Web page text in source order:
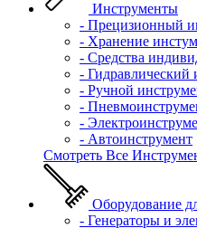
Инструменты
- Прецизионный
- Хранение
- Средства
- Гидравлический
- Ручной
-
-
- Автоинструмент
Смотреть Все
Оборудование
- Генераторы и